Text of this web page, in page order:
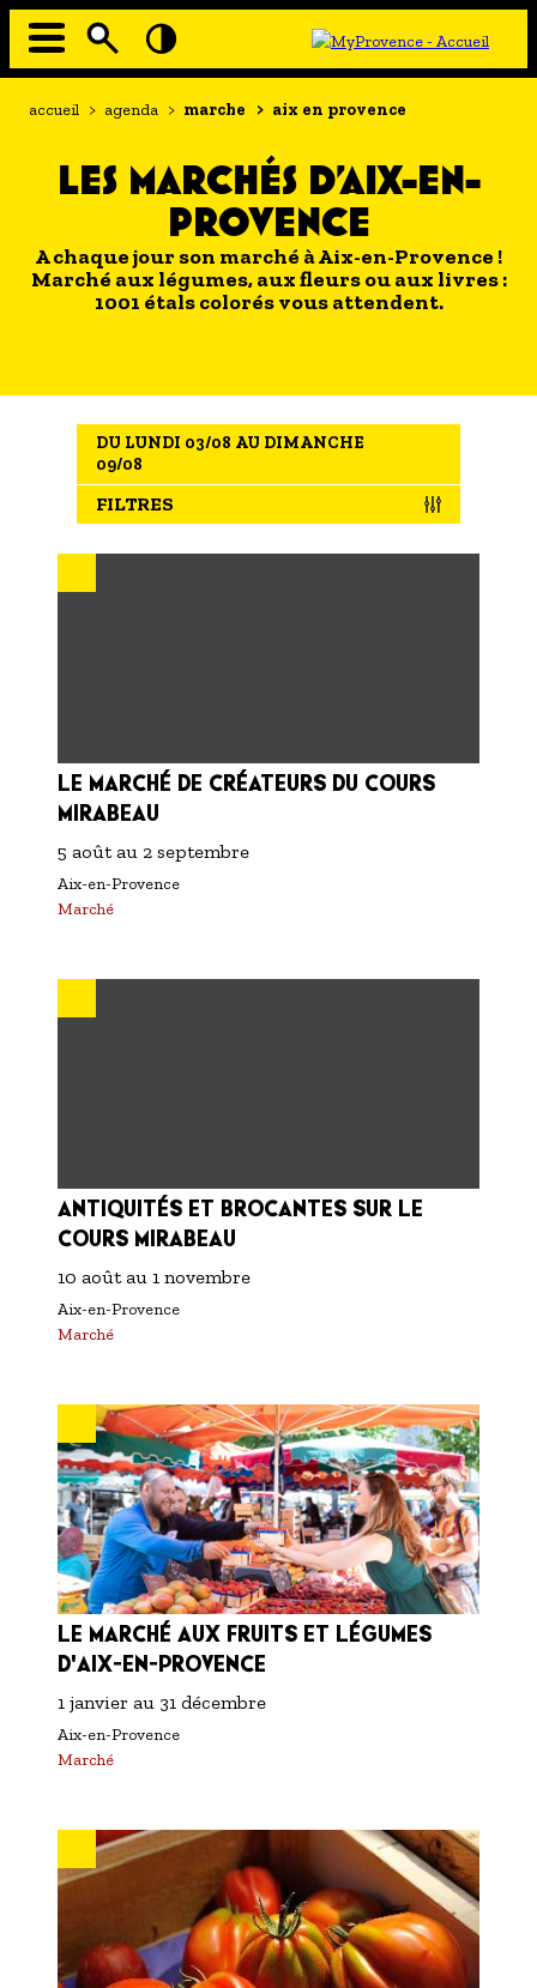
Aller
Navigation
EN MODE ECO
AU GRAND AIR
PASSEZ À TABLE
SOUS TOUTES LES COUTUMES
L'AGENDA
LES GUIDES TOURISTIQUES
LES OFFRES MYPROVENCE
Fil
accueil > agenda > marche > aix en provence
LES MARCHÉS D'AIX-EN-
PROVENCE
A chaque jour son marché à Aix-en-Provence !
Marché aux légumes, aux fleurs ou aux livres :
1001 étals colorés vous attendent.
DU LUNDI 03/08 AU DIMANCHE
09/08
FILTRES
LE MARCHÉ DE CRÉATEURS DU COURS
MIRABEAU
5 août au 2 septembre
Aix-en-Provence
Marché
ANTIQUITÉS ET BROCANTES SUR LE
COURS MIRABEAU
10 août au 1 novembre
Aix-en-Provence
Marché
LE MARCHÉ AUX FRUITS ET LÉGUMES
D'AIX-EN-PROVENCE
1 janvier au 31 décembre
Aix-en-Provence
Marché